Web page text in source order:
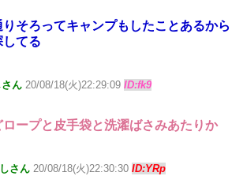
そろってキャンプもしたことあるから
てる
ん 20/08/18(火)22:29:09 ID:fk9
ープと皮手袋と洗濯ばさみあたりか
さん 20/08/18(火)22:30:30 ID:YRp